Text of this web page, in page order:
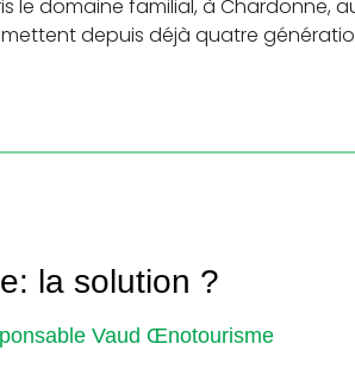
le domaine familial, à Chardonne,
depuis déjà quatre
la solution ?
Vaud Œnotourisme